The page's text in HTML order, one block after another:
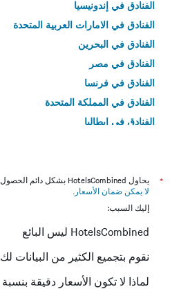
الفنادق في إندونيسيا
الفنادق في الامارات العربية المتحدة
الفنادق في البحرين
الفنادق في مصر
الفنادق في فرنسا
الفنادق في المملكة المتحدة
الفنادق في إيطاليا
*
يحاول HotelsCombined بشكل دائم الحصول على الأسعار الدقيقة، ولكن
لا يمكن ضمان الأسعار .
إليك السبب:
HotelsCombined ليس البائع
نقوم بتجميع الكثير من البيانات لك
لماذا لا تكون الأسعار دقيقة بنسبة 100٪؟